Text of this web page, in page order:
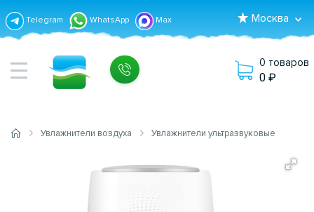
Telegram WhatsApp Max Москва
0 товаров
0
Увлажнители воздуха Увлажнители ультразвуковые